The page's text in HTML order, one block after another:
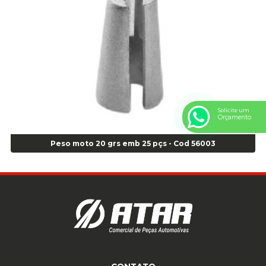
Anel Centralizador Renault 4pçs - Marrom - Cod 01467
Anel Centralizador Toyota 4pçs - Preto - Cod 01335
Anel Centralizador VW 4pçs - Laranja - Cod 00520
Anel de vedação Jumbo OR-224 TG - Cod: 03749
Anel de vedação Jumbo OR-449 Cod: 03752
Anel p/ montagem de pneu s/cam aro 22,5 - Cod 00166
Anel para Montagem do Pneu Sem Câmara Aro 24,5 - Cod 02935
Anel para Vedação OR 325 - Cod 03390
Anel para Vedação OR 325 Nacional -Cod 01768
Anel para Vedação OR 335 Importado - Cod 01771
Anel para Vedação OR 339 - Cod 01772
Peso moto 20 grs emb 25 pçs - Cod 56003
Solicite um
Orçamento